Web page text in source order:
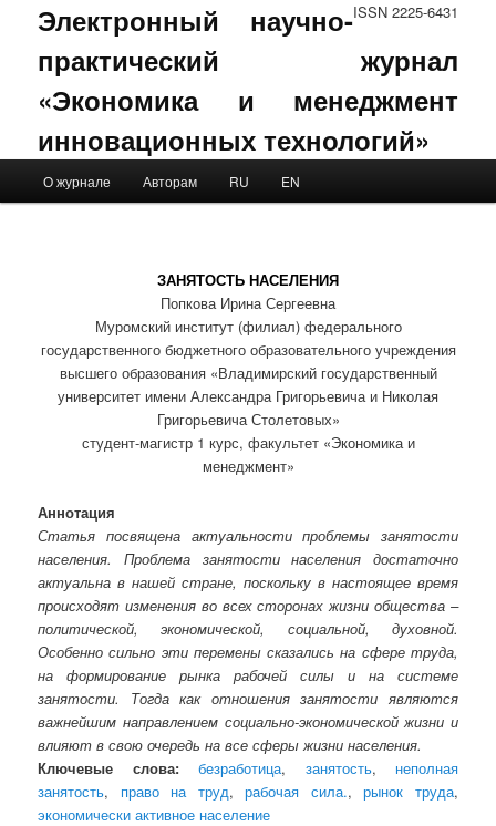
ISSN 2225-6431
Электронный научно-
практический журнал
«Экономика и менеджмент
инновационных технологий»
Skip to primary content
Skip to secondary content
О журнале Авторам RU EN
ЗАНЯТОСТЬ НАСЕЛЕНИЯ
Попкова Ирина Сергеевна
Муромский институт (филиал) федерального
государственного бюджетного образовательного учреждения
высшего образования «Владимирский государственный
университет имени Александра Григорьевича и Николая
Григорьевича Столетовых»
студент-магистр 1 курс, факультет «Экономика и
менеджмент»
Аннотация
Статья посвящена актуальности проблемы занятости
населения. Проблема занятости населения достаточно
актуальна в нашей стране, поскольку в настоящее время
происходят изменения во всех сторонах жизни общества –
политической, экономической, социальной, духовной.
Особенно сильно эти перемены сказались на сфере труда,
на формирование рынка рабочей силы и на системе
занятости. Тогда как отношения занятости являются
важнейшим направлением социально-экономической жизни и
влияют в свою очередь на все сферы жизни населения.
Ключевые слова:
безработица, занятость, неполная
занятость, право на труд,рабочая сила.,рынок труда,
экономически активное население